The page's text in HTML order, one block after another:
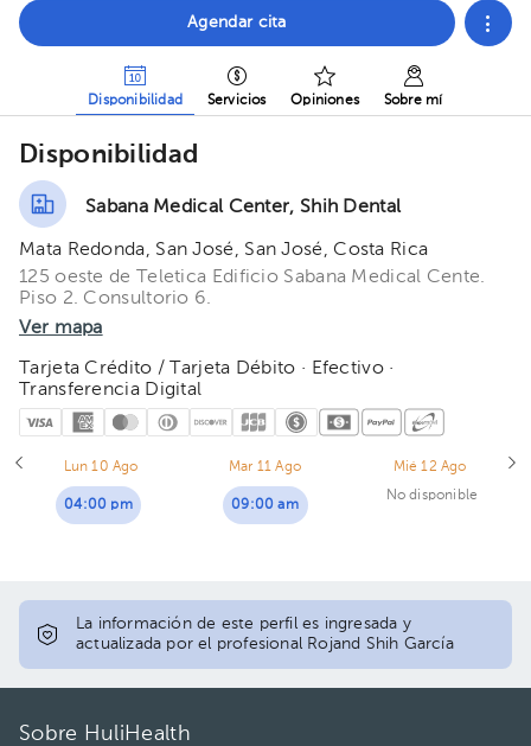
Agendar cita
Disponibilidad Servicios Opiniones Sobre mí
Disponibilidad
Sabana Medical Center, Shih Dental
Mata Redonda, San José, San José, Costa Rica
125 oeste de Teletica Edificio Sabana Medical Cente.
Piso 2. Consultorio 6.
Ver mapa
Tarjeta Crédito / Tarjeta Débito · Efectivo ·
Transferencia Digital
Lun 10 Ago
04:00 pm
Mar 11 Ago
09:00 am
Mié 12 Ago
No disponible
La información de este perfil es ingresada y
actualizada por el profesional Rojand Shih García
Sobre HuliHealth